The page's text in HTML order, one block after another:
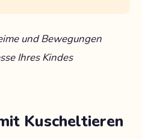
und Bewegungen
Ihres Kindes
Kuscheltieren